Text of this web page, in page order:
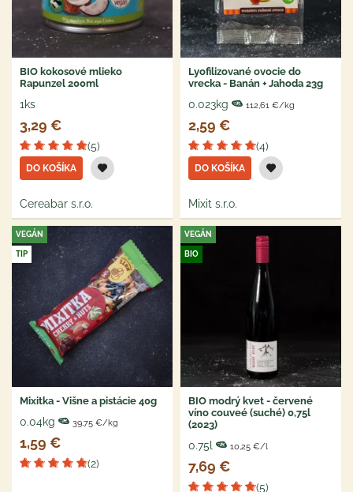
BIO kokosové mlieko
Rapunzel 200ml
1ks
3,29 €
(5)
DO KOŠÍKA
Cereabar s.r.o.
Lyofilizované ovocie do
vrecka - Banán + Jahoda 23g
0.023kg 112,61 €/kg
2,59 €
(4)
DO KOŠÍKA
Mixit s.r.o.
VEGÁN
TIP
Mixitka - Višne a pistácie 40g
0.04kg 39,75 €/kg
1,59 €
(2)
VEGÁN
BIO
BIO modrý kvet - červené
víno couveé (suché) 0,75l
(2023)
0.75l 10,25 €/l
7,69 €
(5)